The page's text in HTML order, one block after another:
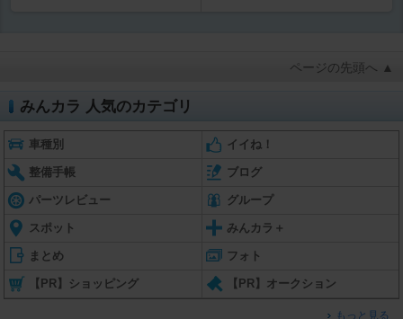
ページの先頭へ ▲
みんカラ 人気のカテゴリ
車種別 イイね！
整備手帳 ブログ
パーツレビュー グループ
スポット みんカラ＋
まとめ フォト
【PR】ショッピング 【PR】オークション
もっと見る